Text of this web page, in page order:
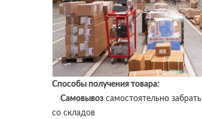
Способы получения товара:
Самовывоз самостоятельно забрать
со складов